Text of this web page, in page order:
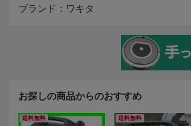
お探しの商品からのおすすめ
送料無料 送料無料